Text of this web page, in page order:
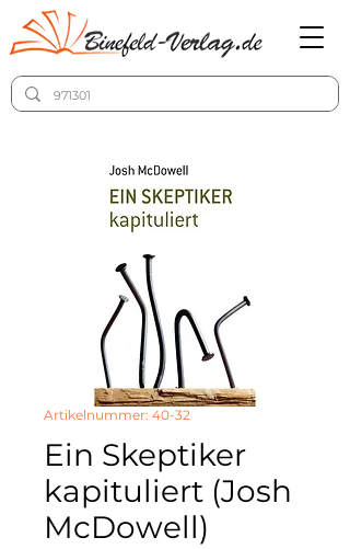
Artikelnummer: 40-32
Ein Skeptiker
kapituliert (Josh
McDowell)